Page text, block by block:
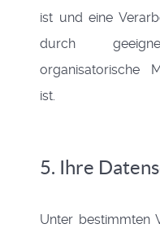
ist und eine
durch
organisatorische
ist.
5. Ihre
Unter bestimmten